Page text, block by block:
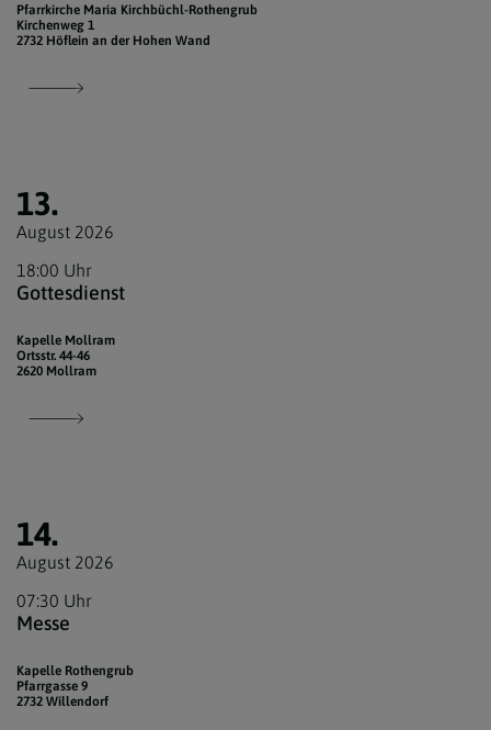
Pfarrkirche Maria Kirchbüchl-Rothengrub
Kirchenweg 1
2732 Höflein an der Hohen Wand
13.
August 2026
18:00 Uhr
Gottesdienst
Kapelle Mollram
Ortsstr. 44-46
2620 Mollram
14.
August 2026
07:30 Uhr
Messe
Kapelle Rothengrub
Pfarrgasse 9
2732 Willendorf